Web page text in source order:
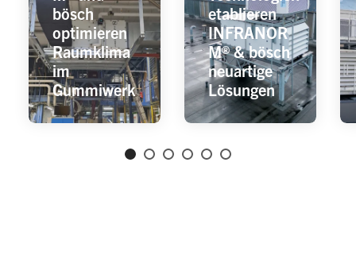
bösch
optimieren
Raumklima
im
Gummiwerk
etablieren
INFRANOR
M® & bösch
neuartige
Lösungen